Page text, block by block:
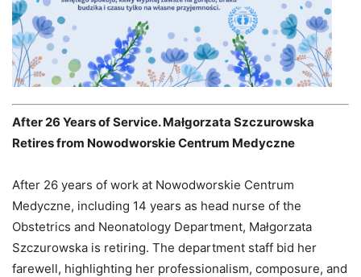
After 26 Years of Service. Małgorzata Szczurowska
Retires from Nowodworskie Centrum Medyczne
After 26 years of work at Nowodworskie Centrum
Medyczne, including 14 years as head nurse of the
Obstetrics and Neonatology Department, Małgorzata
Szczurowska is retiring. The department staff bid her
farewell, highlighting her professionalism, composure, and